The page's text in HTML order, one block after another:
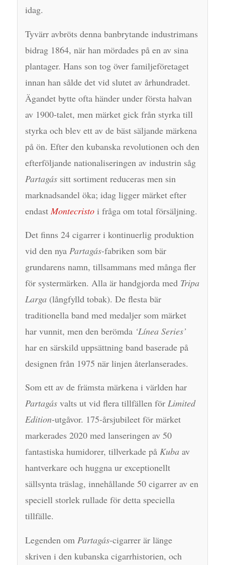
idag.
Tyvärr avbröts denna banbrytande industrimans
bidrag 1864, när han mördades på en av sina
plantager. Hans son tog över familjeföretaget
innan han sålde det vid slutet av århundradet.
Ägandet bytte ofta händer under första halvan
av 1900-talet, men märket gick från styrka till
styrka och blev ett av de bäst säljande märkena
på ön. Efter den kubanska revolutionen och den
efterföljande nationaliseringen av industrin såg
Partagássitt sortiment reduceras men sin
marknadsandel öka; idag ligger märket efter
endast Montecristoi fråga om total försäljning.
Det finns 24 cigarrer i kontinuerlig produktion
vid den nya Partagás-fabriken som bär
grundarens namn, tillsammans med många fler
för systermärken. Alla är handgjorda med Tripa
Larga(långfylld tobak). De flesta bär
traditionella band med medaljer som märket
har vunnit, men den berömda ‘Línea Series’
har en särskild uppsättning band baserade på
designen från 1975 när linjen återlanserades.
Som ett av de främsta märkena i världen har
Partagásvalts ut vid flera tillfällen för Limited
Edition-utgåvor. 175-årsjubileet för märket
markerades 2020 med lanseringen av 50
fantastiska humidorer, tillverkade på Kubaav
hantverkare och huggna ur exceptionellt
sällsynta träslag, innehållande 50 cigarrer av en
speciell storlek rullade för detta speciella
tillfälle.
Legenden om Partagás-cigarrer är länge
skriven i den kubanska cigarrhistorien, och